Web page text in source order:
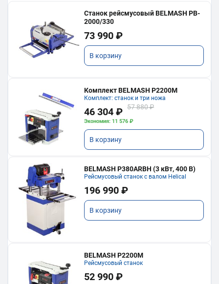
Станок рейсмусовый BELMASH PB-
2000/330
73 990 ₽
В корзину
Комплект BELMASH P2200M
Комплект: станок и три ножа
46 304 ₽ 57 880 ₽
Экономия: 11 576 ₽
В корзину
BELMASH P380ARBH (3 кВт, 400 В)
Рейсмусовый станок с валом Helical
196 990 ₽
В корзину
BELMASH P2200M
Рейсмусовый станок
52 990 ₽